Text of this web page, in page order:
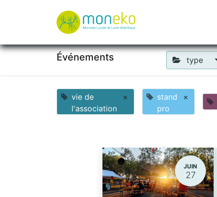
Événements type
vie de
l'association
×
stand
pro
×
JUIN
27